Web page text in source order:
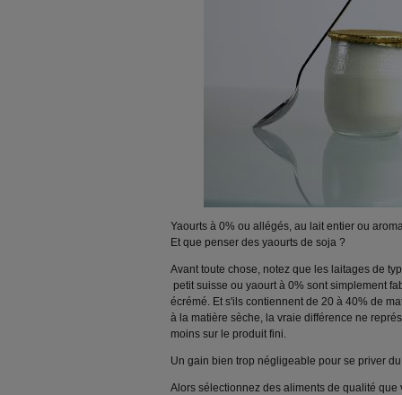
Yaourts à 0% ou allégés, au lait entier ou
Et que penser des yaourts de soja ?
Avant toute chose, notez que les laitages de
petit suisse ou yaourt à 0% sont simplement
écrémé. Et s'ils contiennent de 20 à 40% de
à la matière sèche, la vraie différence ne
moins sur le produit fini.
Un gain bien trop négligeable pour se priver
Alors sélectionnez des aliments de qualité que